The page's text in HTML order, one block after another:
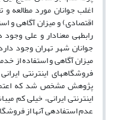
اغلب جوانان مورد مطالعه و
اقتصادی) و میزان آگاهی و
رابطه‏ی معنادار و علی
جوانان شهر تهران وجود
میزان آگاهی و استفاده از
فروشگاه‏های اینترنتی
پژوهش مشخص شد که
اینترنتی ایرانی، خیلی کم
عدم استفاده‏ی آنها از